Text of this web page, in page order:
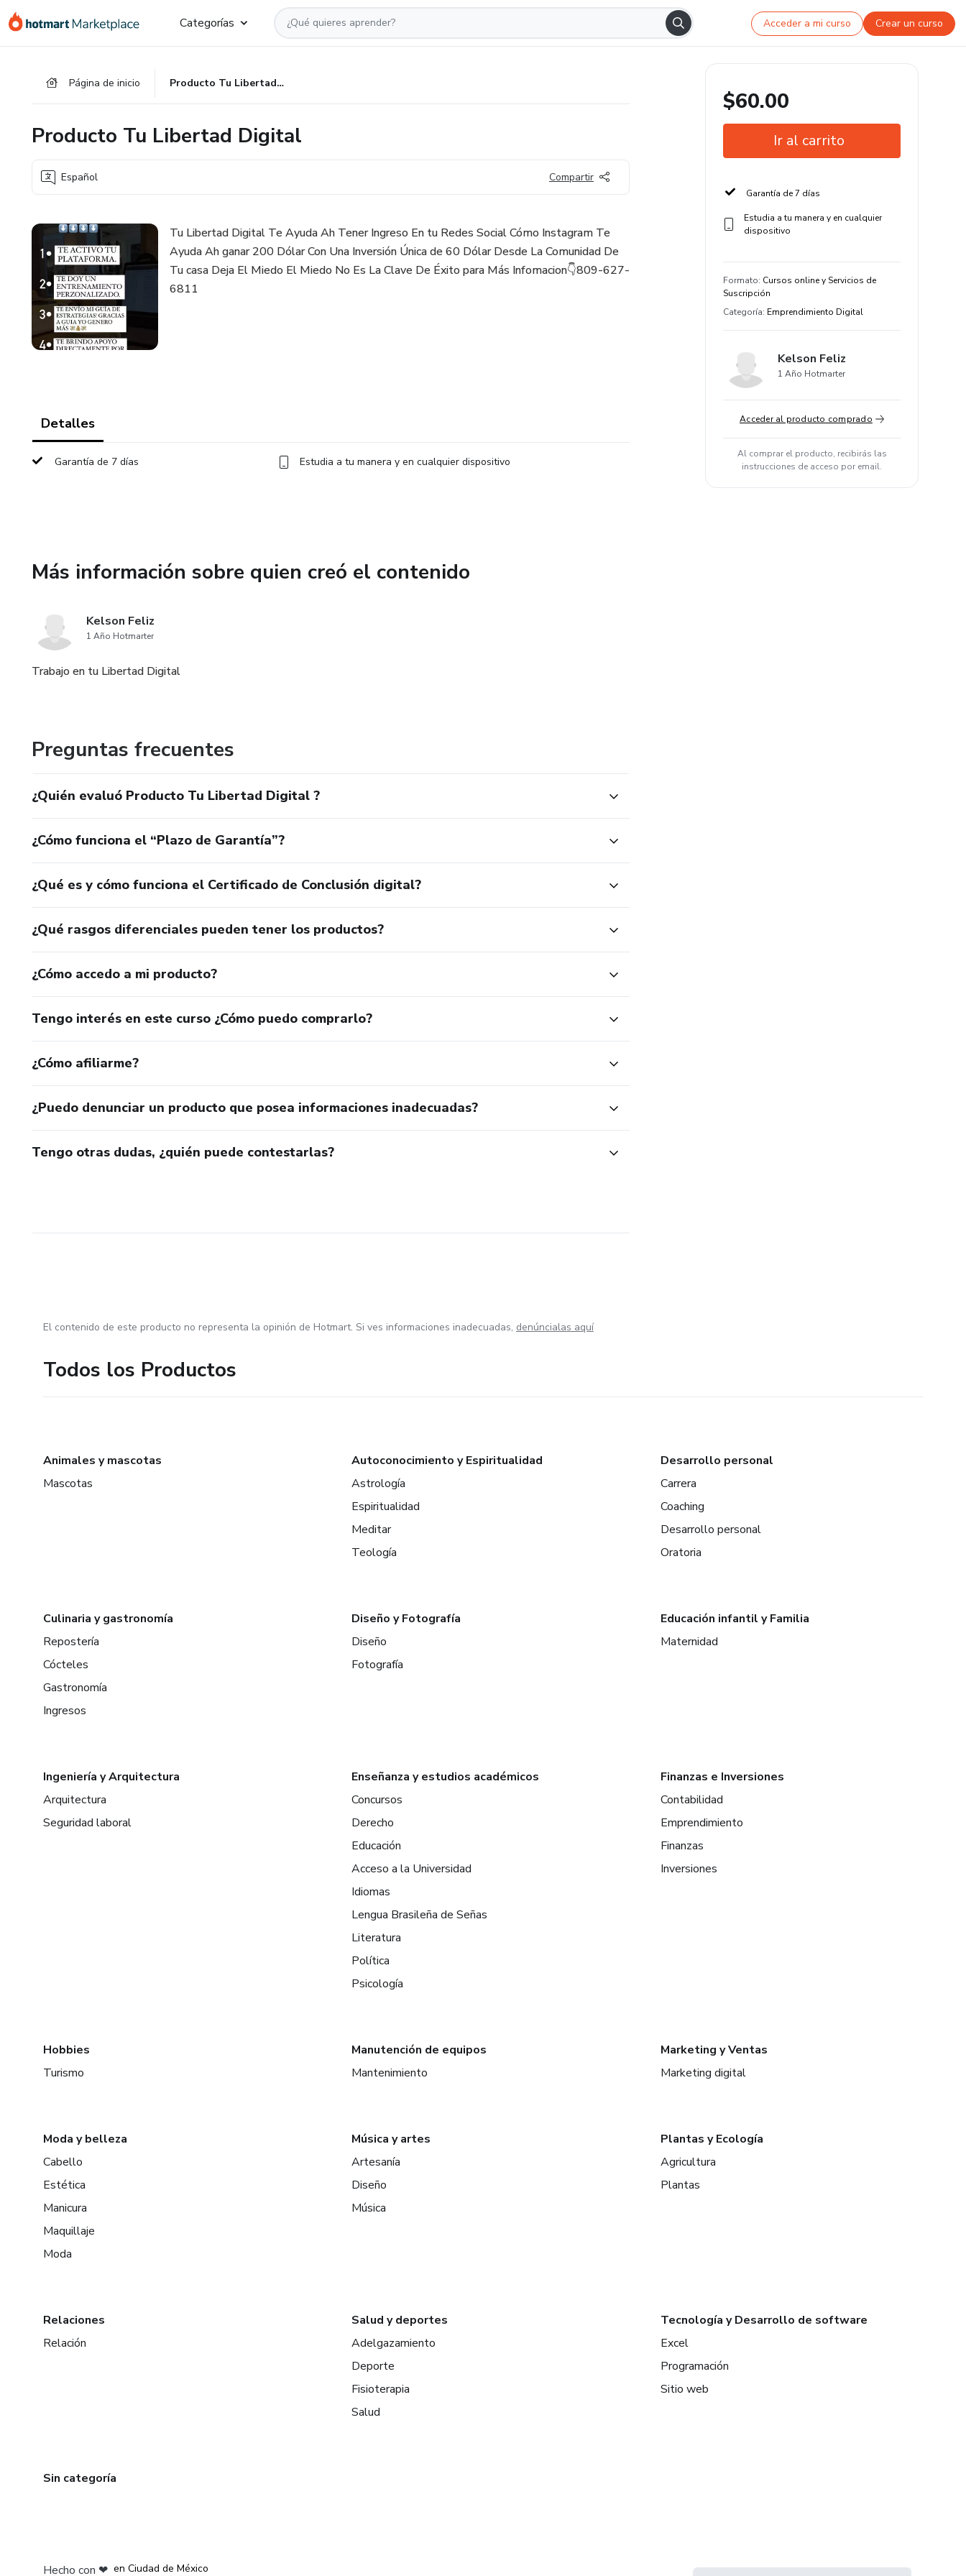
Categorías Acceder a mi curso Crear un curso
Página de inicio Producto Tu Libertad Digital
Producto Tu Libertad Digital
Español Compartir
Tu Libertad Digital Te Ayuda Ah Tener Ingreso En tu Redes Social Cómo Instagram Te
Ayuda Ah ganar 200 Dólar Con Una Inversión Única de 60 Dólar Desde La Comunidad De
Tu casa Deja El Miedo El Miedo No Es La Clave De Éxito para Más Infomacion👇809-627-
6811
Detalles
Garantía de 7 días Estudia a tu manera y en cualquier dispositivo
Más información sobre quien creó el contenido
Kelson Feliz
1 Año Hotmarter
Trabajo en tu Libertad Digital
Preguntas frecuentes
¿Quién evaluó Producto Tu Libertad Digital ?
¿Cómo funciona el “Plazo de Garantía”?
¿Qué es y cómo funciona el Certificado de Conclusión digital?
¿Qué rasgos diferenciales pueden tener los productos?
¿Cómo accedo a mi producto?
Tengo interés en este curso ¿Cómo puedo comprarlo?
¿Cómo afiliarme?
¿Puedo denunciar un producto que posea informaciones inadecuadas?
Tengo otras dudas, ¿quién puede contestarlas?
$60.00
Ir al carrito
Garantía de 7 días
Estudia a tu manera y en cualquier
dispositivo
Formato: Cursos online y Servicios de
Suscripción
Categoría: Emprendimiento Digital
Kelson Feliz
1 Año Hotmarter
Acceder al producto comprado
Al comprar el producto, recibirás las
instrucciones de acceso por email.
El contenido de este producto no representa la opinión de Hotmart. Si ves informaciones inadecuadas, denúncialas aquí
Todos los Productos
Animales y mascotas
Mascotas
Autoconocimiento y Espiritualidad
Astrología
Espiritualidad
Meditar
Teología
Desarrollo personal
Carrera
Coaching
Desarrollo personal
Oratoria
Culinaria y gastronomía
Repostería
Cócteles
Gastronomía
Ingresos
Diseño y Fotografía
Diseño
Fotografía
Educación infantil y Familia
Maternidad
Ingeniería y Arquitectura
Arquitectura
Seguridad laboral
Enseñanza y estudios académicos
Concursos
Derecho
Educación
Acceso a la Universidad
Idiomas
Lengua Brasileña de Señas
Literatura
Política
Psicología
Finanzas e Inversiones
Contabilidad
Emprendimiento
Finanzas
Inversiones
Hobbies
Turismo
Manutención de equipos
Mantenimiento
Marketing y Ventas
Marketing digital
Moda y belleza
Cabello
Estética
Manicura
Maquillaje
Moda
Música y artes
Artesanía
Diseño
Música
Plantas y Ecología
Agricultura
Plantas
Relaciones
Relación
Salud y deportes
Adelgazamiento
Deporte
Fisioterapia
Salud
Tecnología y Desarrollo de software
Excel
Programación
Sitio web
Sin categoría
Hecho con ❤ en Ciudad de México